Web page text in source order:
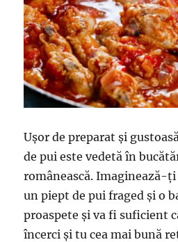
Ușor de preparat și
de pui este vedetă în
românească. Imaginează-
un piept de pui fraged și o
proaspete și va fi suficient
încerci și tu cea mai bună